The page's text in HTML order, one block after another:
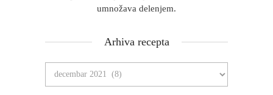
umnožava delenjem.
Arhiva recepta